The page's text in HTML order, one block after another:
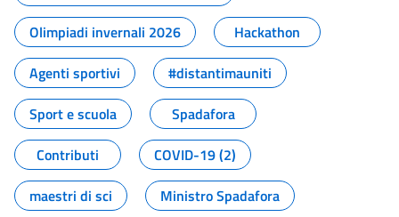
Olimpiadi invernali 2026
Hackathon
Agenti sportivi
#distantimauniti
Sport e scuola
Spadafora
Contributi
COVID-19 (2)
maestri di sci
Ministro Spadafora